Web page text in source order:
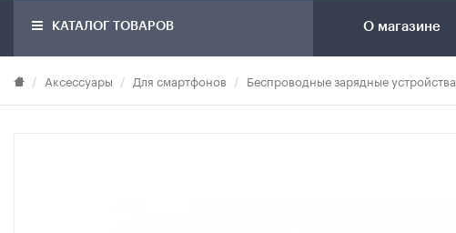
КАТАЛОГ ТОВАРОВ О магазине
Аксессуары Для смартфонов Беспроводные зарядные устройства